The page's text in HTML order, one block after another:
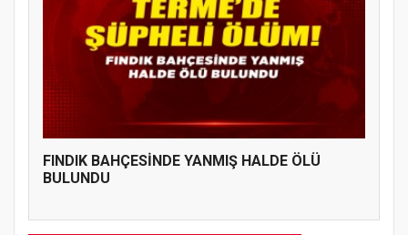
FINDIK BAHÇESİNDE YANMIŞ HALDE ÖLÜ
BULUNDU